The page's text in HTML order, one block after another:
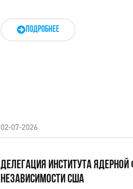
ПОДРОБНЕЕ
02-07-2026
ДЕЛЕГАЦИЯ ИНСТИТУТА
НЕЗАВИСИМОСТИ США